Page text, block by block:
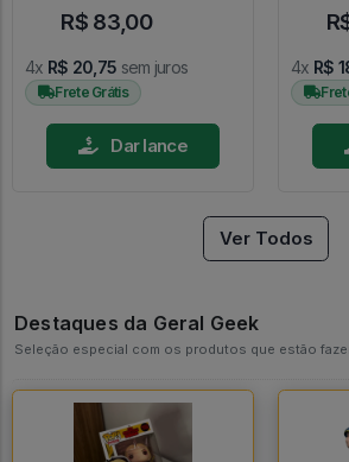
R$ 83,00
4x R$ 20,75 sem juros
Frete Grátis
Dar lance
4x R$
Ver Todos
Destaques da Geral Geek
Seleção especial com os produtos que estão